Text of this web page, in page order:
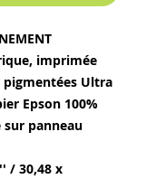
imprimée
pigmentées Ultra
Epson 100%
panneau
/ 30,48 x